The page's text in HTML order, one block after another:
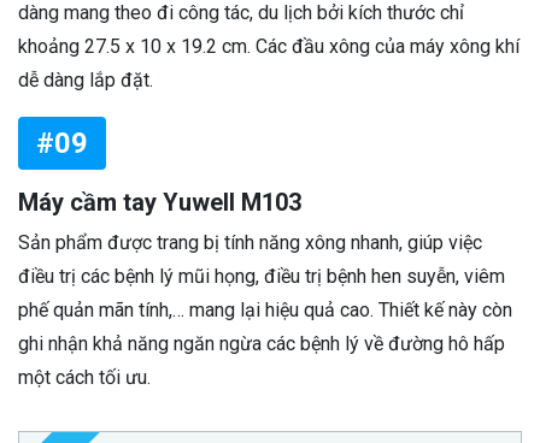
dàng mang theo đi công tác, du lịch bởi kích thước chỉ
khoảng 27.5 x 10 x 19.2 cm. Các đầu xông của máy xông khí
dễ dàng lắp đặt.
#09
Máy cầm tay Yuwell M103
Sản phẩm được trang bị tính năng xông nhanh, giúp việc
điều trị các bệnh lý mũi họng, điều trị bệnh hen suyễn, viêm
phế quản mãn tính,… mang lại hiệu quả cao. Thiết kế này còn
ghi nhận khả năng ngăn ngừa các bệnh lý về đường hô hấp
một cách tối ưu.